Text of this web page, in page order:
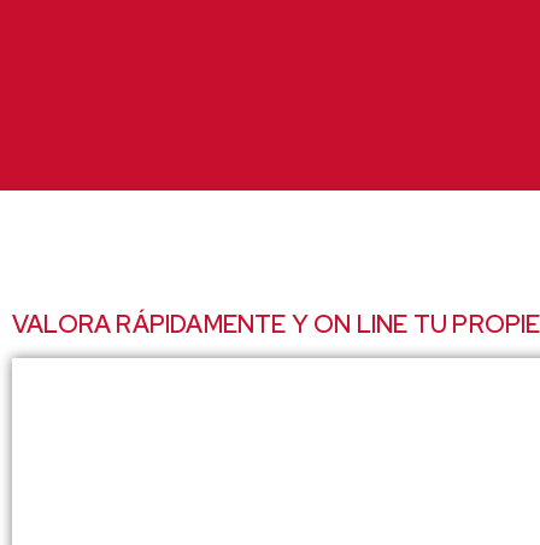
VALORA RÁPIDAMENTE Y ON LINE TU